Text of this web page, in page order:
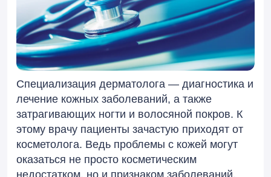
Специализация дерматолога — диагностика и
лечение кожных заболеваний, а также
затрагивающих ногти и волосяной покров. К
этому врачу пациенты зачастую приходят от
косметолога. Ведь проблемы с кожей могут
оказаться не просто косметическим
недостатком, но и признаком заболеваний.